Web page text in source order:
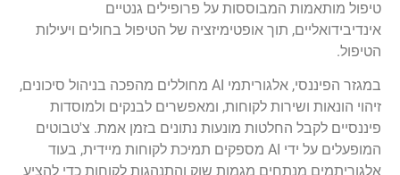
טיפול מותאמות המבוססות על פרופילים גנטיים
אינדיבידואליים, תוך אופטימיזציה של הטיפול בחולים ויעילות
הטיפול.
במגזר הפיננסי, אלגוריתמי AI מחוללים מהפכה בניהול סיכונים,
זיהוי הונאות ושירות לקוחות, ומאפשרים לבנקים ולמוסדות
פיננסיים לקבל החלטות מונעות נתונים בזמן אמת. צ'טבוטים
המופעלים על ידי AI מספקים תמיכת לקוחות מיידית, בעוד
אלגוריתמים מנתחים מגמות שוק והתנהגות לקוחות כדי להציע